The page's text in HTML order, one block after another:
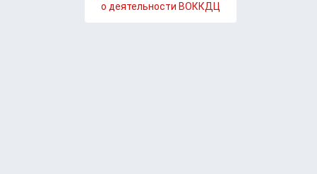
о деятельности ВОККДЦ